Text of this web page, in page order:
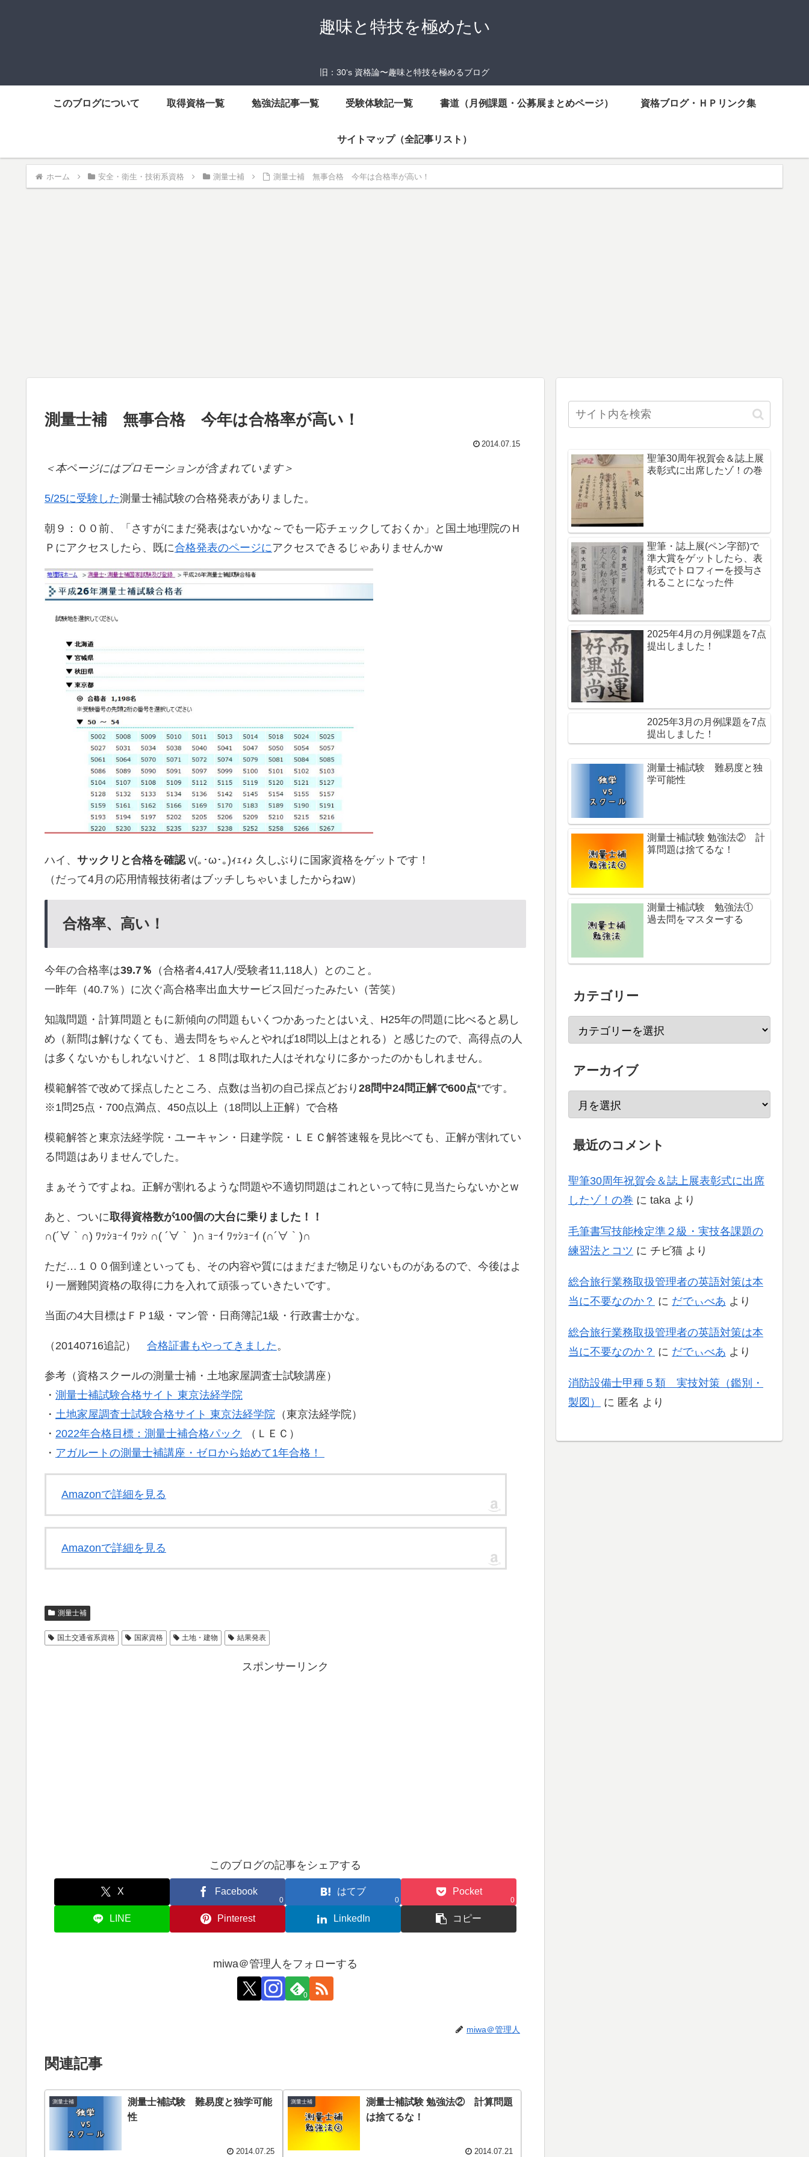
趣味と特技を極めたい
旧：30‘s 資格論〜趣味と特技を極めるブログ
このブログについて 取得資格一覧 勉強法記事一覧 受験体験記一覧 書道（月例課題・公募展まとめページ） 資格ブログ・ＨＰリンク集
サイトマップ（全記事リスト）
ホーム 安全・衛生・技術系資格 測量士補 測量士補 無事合格 今年は合格率が高い！
測量士補 無事合格 今年は合格率が高い！
2014.07.15
＜本ページにはプロモーションが含まれています＞
5/25に受験した測量士補試験の合格発表がありました。
朝９：００前、「さすがにまだ発表はないかな～でも一応チェックしておくか」と国土地理院のＨ
Ｐにアクセスしたら、既に合格発表のページにアクセスできるじゃありませんかw
ハイ、 サックリと合格を確認v(｡･ω･｡)ｨｪｨ♪ 久しぶりに国家資格をゲットです！
（だって4月の応用情報技術者はブッチしちゃいましたからねw）
合格率、高い！
今年の合格率は39.7％ （合格者4,417人/受験者11,118人）とのこと。
一昨年（40.7％）に次ぐ高合格率出血大サービス回だったみたい（苦笑）
知識問題・計算問題ともに新傾向の問題もいくつかあったとはいえ、H25年の問題に比べると易し
め（新問は解けなくても、過去問をちゃんとやれば18問以上はとれる）と感じたので、高得点の人
は多くないかもしれないけど、１８問は取れた人はそれなりに多かったのかもしれません。
模範解答で改めて採点したところ、点数は当初の自己採点どおり 28問中24問正解で600点*です。
※1問25点・700点満点、450点以上（18問以上正解）で合格
模範解答と東京法経学院・ユーキャン・日建学院・ＬＥＣ解答速報を見比べても、正解が割れてい
る問題はありませんでした。
まぁそうですよね。正解が割れるような問題や不適切問題はこれといって特に見当たらないかとw
あと、ついに取得資格数が100個の大台に乗りました！！
∩(´∀｀∩) ﾜｯｼｮｰｲ ﾜｯｼ ∩( ´∀｀ )∩ ｮｰｲ ﾜｯｼｮｰｲ (∩´∀｀)∩
ただ…１００個到達といっても、その内容や質にはまだまだ物足りないものがあるので、今後はよ
り一層難関資格の取得に力を入れて頑張っていきたいです。
当面の4大目標はＦＰ1級・マン管・日商簿記1級・行政書士かな。
（20140716追記） 合格証書もやってきました。
参考（資格スクールの測量士補・土地家屋調査士試験講座）
・ 測量士補試験合格サイト 東京法経学院
・ 土地家屋調査士試験合格サイト 東京法経学院 （東京法経学院）
・ 2022年合格目標：測量士補合格パック
（ＬＥＣ）
・ アガルートの測量士補講座・ゼロから始めて1年合格！
Amazonで詳細を見る
Amazonで詳細を見る
測量士補
国土交通省系資格 国家資格 土地・建物 結果発表
スポンサーリンク
このブログの記事をシェアする
X Facebook
0
はてブ
0
Pocket
0
LINE Pinterest LinkedIn コピー
miwa＠管理人をフォローする
0
miwa＠管理人
関連記事
測量士補
測量士補試験 難易度と独学可能
性
2014.07.25
測量士補
測量士補試験 勉強法② 計算問題
は捨てるな！
2014.07.21
聖筆30周年祝賀会＆誌上展
表彰式に出席したゾ！の巻
聖筆・誌上展(ペン字部)で
準大賞をゲットしたら、表
彰式でトロフィーを授与さ
れることになった件
2025年4月の月例課題を7点
提出しました！
2025年3月の月例課題を7点
提出しました！
測量士補試験 難易度と独
学可能性
測量士補試験 勉強法② 計
算問題は捨てるな！
測量士補試験 勉強法①
過去問をマスターする
カテゴリー
アーカイブ
最近のコメント
聖筆30周年祝賀会＆誌上展表彰式に出席
したゾ！の巻 に taka より
毛筆書写技能検定準２級・実技各課題の
練習法とコツ に チビ猫 より
総合旅行業務取扱管理者の英語対策は本
当に不要なのか？ に だでぃべあ より
総合旅行業務取扱管理者の英語対策は本
当に不要なのか？ に だでぃべあ より
消防設備士甲種５類 実技対策（鑑別・
製図）
に 匿名 より